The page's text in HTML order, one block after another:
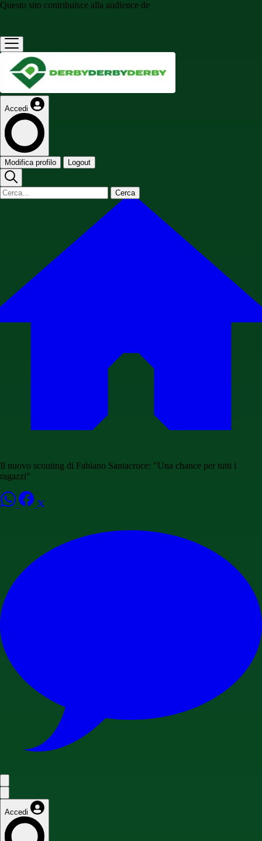
Questo sito contribuisce alla audience de
Accedi
Modifica profilo Logout
Cerca
Il nuovo scouting di Fabiano Santacroce: "Una chance per tutti i
ragazzi"
Accedi